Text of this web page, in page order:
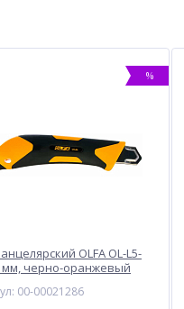
%
OLFA OL-L5-
мм, черно-оранжевый
00-00021286